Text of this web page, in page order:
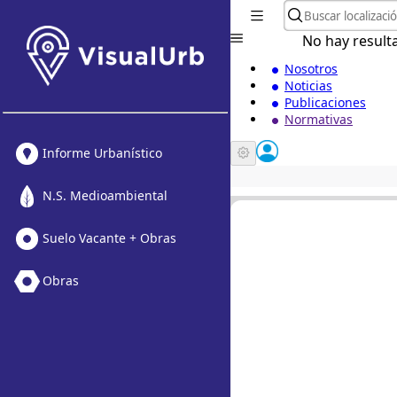
Informe Urbanístico
N.S. Medioambiental
Suelo Vacante + Obras
Obras
No hay
Nosotros
Noticias
Publicaciones
Normativas